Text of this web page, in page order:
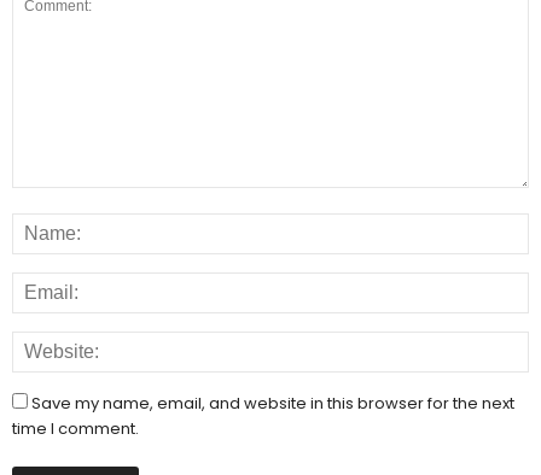
Save my name, email, and website in this browser for the next
time I comment.